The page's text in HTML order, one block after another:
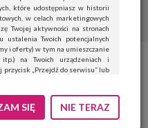
które udostępniasz w historii
w celach marketingowych
Twojej aktywności na stronach
Twoich potencjalnych
i oferty) w tym na umieszczanie
na Twoich urządzeniach i
„Przejdź do serwisu” lub
teraz”.
edytować zakres zgody, w tym
SIĘ NIE TERAZ
amatora.
niej